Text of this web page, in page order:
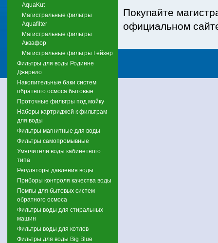
AquaKut
Магистральные фильтры
Aquafilter
Магистральные фильтры
Аквафор
Магистральные фильтры Гейзер
Фильтры для воды Родинне
Джерело
Накопительные баки систем
обратного осмоса бытовые
Проточные фильтры под мойку
Наборы картриджей к фильтрам
для воды
Фильтры магнитные для воды
Фильтры самопромывные
Умягчители воды кабинетного
типа
Регуляторы давления воды
Приборы контроля качества воды
Помпы для бытовых систем
обратного осмоса
Фильтры воды для стиральных
машин
Фильтры воды для котлов
Фильтры для воды Big Blue
Покупайте
официальном